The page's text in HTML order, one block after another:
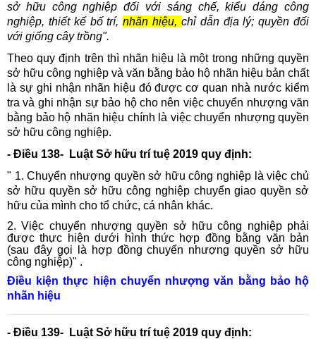
sở hữu công nghiệp đối với sáng chế, kiểu dáng công
nghiệp, thiết kế bố trí,nhãn hiệu, chỉ dẫn địa lý; quyền đối
với giống cây trồng".
Theo quy định trên thì nhãn hiệu là một trong những quyền
sở hữu công nghiệp và văn bằng bảo hộ nhãn hiệu bản chất
là sự ghi nhận nhãn hiệu đó được cơ quan nhà nước kiểm
tra và ghi nhận sự bảo hộ cho nên việc chuyển nhượng văn
bằng bảo hộ nhãn hiệu chính là việc chuyển nhượng quyền
sở hữu công nghiệp.
- Điều 138-
Luật Sở hữu trí tuệ 2019 quy định:
" 1. Chuyển nhượng quyền sở hữu công nghiệp là việc chủ
sở hữu quyền sở hữu công nghiệp chuyển giao quyền sở
hữu của mình cho tổ chức, cá nhân khác.
2. Việc chuyển nhượng quyền sở hữu công nghiệp phải
được thực hiện dưới hình thức hợp đồng bằng văn bản
(sau đây gọi là hợp đồng chuyển nhượng quyền sở hữu
công nghiệp)" .
Điều kiện thực hiện chuyển nhượng văn bằng bảo hộ
nhãn hiệu
- Điều 139-
Luật Sở hữu trí tuệ 2019 quy định: